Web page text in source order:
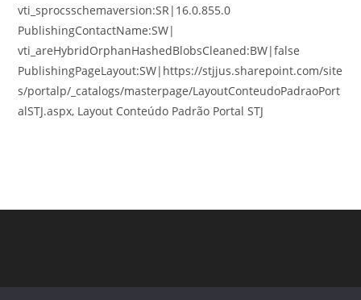
vti_sprocsschemaversion:SR|16.0.855.0
PublishingContactName:SW|
vti_areHybridOrphanHashedBlobsCleaned:BW|false
PublishingPageLayout:SW|https://stjjus.sharepoint.com/site
s/portalp/_catalogs/masterpage/LayoutConteudoPadraoPort
alSTJ.aspx, Layout Conteúdo Padrão Portal STJ